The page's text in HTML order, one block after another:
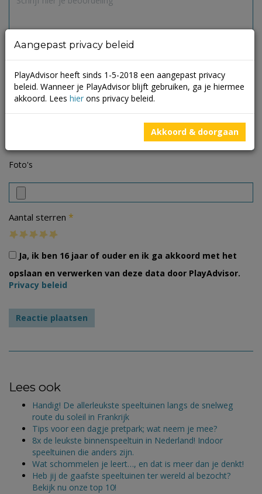
Foto's
Aantal sterren *
Ja, ik ben 16 jaar of ouder en ik ga akkoord met het
opslaan en verwerken van deze data door PlayAdvisor.
Privacy beleid
Lees ook
Handig! De allerleukste speeltuinen langs de snelweg
route du soleil in Frankrijk
Tips voor een dagje pretpark; wat neem je mee?
8x de leukste binnenspeeltuin in Nederland! Indoor
speeltuinen die anders zijn.
Wat schommelen je leert…, en dat is meer dan je denkt!
Heb jij de gaafste speeltuinen ter wereld al bezocht?
Bekijk nu onze top 10!
Aangepast privacy beleid
PlayAdvisor heeft sinds 1-5-2018 een aangepast privacy
beleid. Wanneer je PlayAdvisor blijft gebruiken, ga je hiermee
akkoord. Lees hier ons privacy beleid.
Akkoord & doorgaan